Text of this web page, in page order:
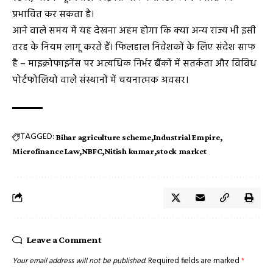
प्रभावित कर सकता है।
आने वाले समय में यह देखना अहम होगा कि क्या अन्य राज्य भी इसी
तरह के नियम लागू करते हैं। फिलहाल निवेशकों के लिए संदेश साफ
है – माइक्रोफाइनेंस पर अत्यधिक निर्भर बैंकों में सतर्कता और विविध
पोर्टफोलियो वाले संस्थानों में चयनात्मक अवसर।
TAGGED: Bihar agriculture scheme Industrial Empire
Microfinance Law NBFC Nitish kumar stock market
Leave a Comment
Your email address will not be published.Required fields are marked *